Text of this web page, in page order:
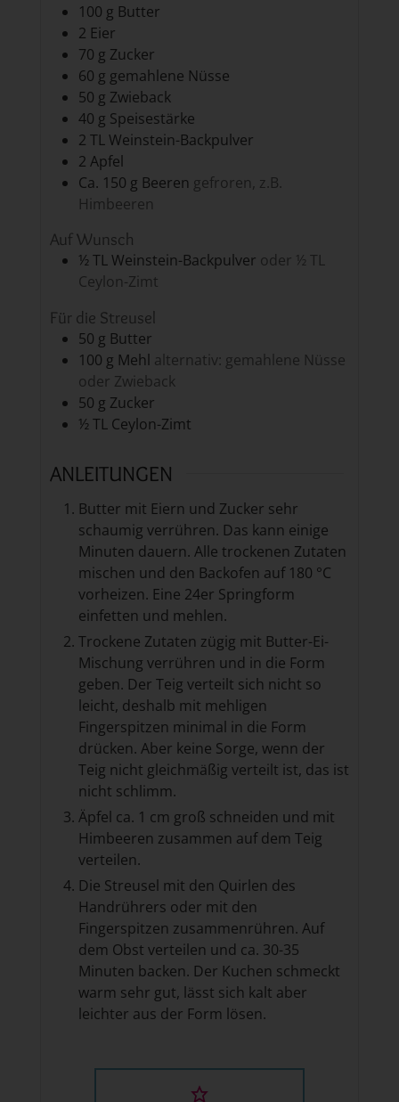
100 g Butter
2 Eier
70 g Zucker
60 g gemahlene Nüsse
50 g Zwieback
40 g Speisestärke
2 TLWeinstein-Backpulver
2 Apfel
Ca. 150 g Beeren gefroren, z.B.
Himbeeren
Auf Wunsch
½TLWeinstein-Backpulver oder ½ TL
Ceylon-Zimt
Für die Streusel
50 g Butter
100 g Mehl alternativ: gemahlene Nüsse
oder Zwieback
50 g Zucker
½TL Ceylon-Zimt
ANLEITUNGEN
Butter mit Eiern und Zucker sehr
schaumig verrühren. Das kann einige
Minuten dauern. Alle trockenen Zutaten
mischen und den Backofen auf 180 °C
vorheizen. Eine 24er Springform
einfetten und mehlen.
Trockene Zutaten zügig mit Butter-Ei-
Mischung verrühren und in die Form
geben. Der Teig verteilt sich nicht so
leicht, deshalb mit mehligen
Fingerspitzen minimal in die Form
drücken. Aber keine Sorge, wenn der
Teig nicht gleichmäßig verteilt ist, das ist
nicht schlimm.
Äpfel ca. 1 cm groß schneiden und mit
Himbeeren zusammen auf dem Teig
verteilen.
Die Streusel mit den Quirlen des
Handrührers oder mit den
Fingerspitzen zusammenrühren. Auf
dem Obst verteilen und ca. 30-35
Minuten backen. Der Kuchen schmeckt
warm sehr gut, lässt sich kalt aber
leichter aus der Form lösen.